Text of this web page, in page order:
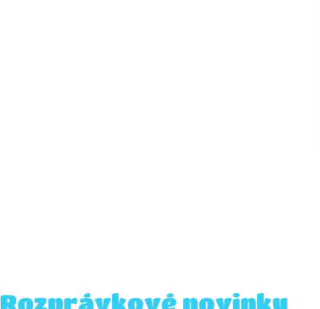
Rozprávkové novinky